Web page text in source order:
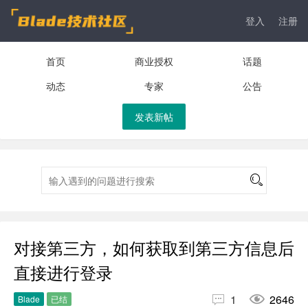
登入 注册
首页 商业授权
话题
动态
专家 公告
发表新帖
对接第三方，如何获取到第三方信息后
直接进行登录
Blade
已结
 1  2646